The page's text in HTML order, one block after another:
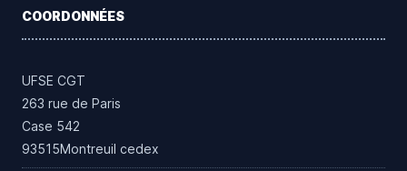
COORDONNÉES
UFSE CGT
263 rue de Paris
Case 542
93515Montreuil cedex